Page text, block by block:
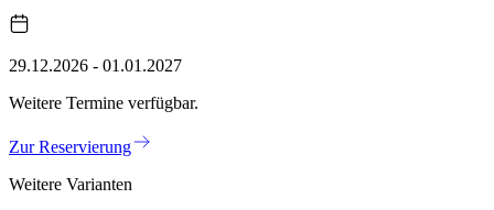
29.12.2026 - 01.01.2027
Weitere Termine verfügbar.
Zur Reservierung
Weitere Varianten